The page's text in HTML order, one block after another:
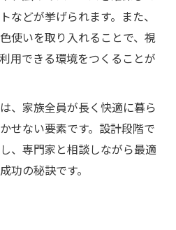
などが挙げられます。また、
使いを取り入れることで、視
用できる環境をつくることが
、家族全員が長く快適に暮ら
せない要素です。設計段階で
、専門家と相談しながら最適
功の秘訣です。